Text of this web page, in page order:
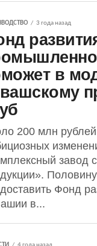
3 года назад
в
200 млн
завод
Фонд
в...